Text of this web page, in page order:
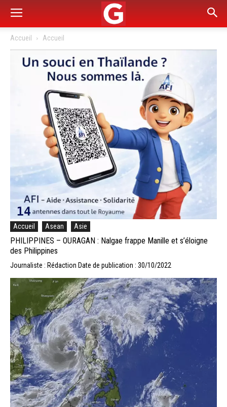
Accueil Accueil
Accueil Asean Asie
PHILIPPINES – OURAGAN : Nalgae frappe Manille et s’éloigne
des Philippines
Journaliste : Rédaction Date de publication : 30/10/2022